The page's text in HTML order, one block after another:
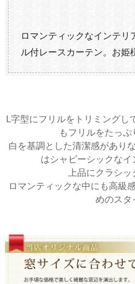
ロマンティックなインテリ
ル付レースカーテン。お姫
L字型にフリルをトリミングし
もフリルをたっぷ
白を基調とした清潔感があり
はシャビーシックなイ
上品にクラシッ
ロマンティックな中にも高級
めのスタ